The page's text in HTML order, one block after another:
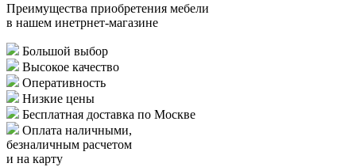
Преимущества приобретения мебели
в нашем инетрнет-магазине
Большой выбор
Высокое качество
Оперативность
Низкие цены
Бесплатная доставка по Москве
Оплата наличными,
безналичным расчетом
и на карту